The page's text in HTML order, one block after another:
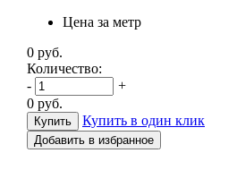
Цена за метр
0 руб.
Количество:
-
+
0 руб.
Купить в один клик
Добавить в избранное